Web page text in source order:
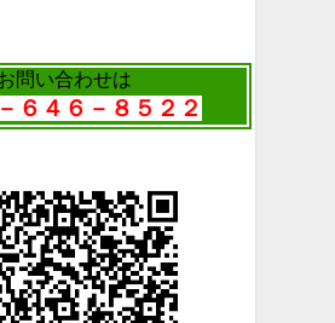
問い合わせは
６４６－８５２２